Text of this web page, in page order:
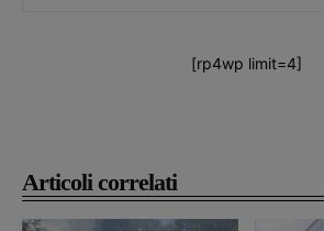
Articoli correlati
[rp4wp limit=4]